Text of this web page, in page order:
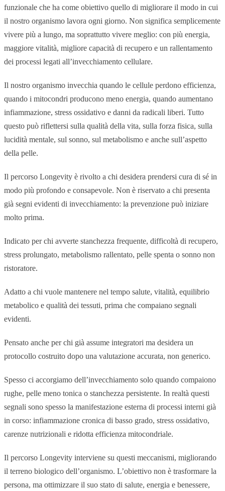
funzionale che ha come obiettivo quello di migliorare il modo in cui
il nostro organismo lavora ogni giorno. Non significa semplicemente
vivere più a lungo, ma soprattutto vivere meglio: con più energia,
maggiore vitalità, migliore capacità di recupero e un rallentamento
dei processi legati all’invecchiamento cellulare.
Il nostro organismo invecchia quando le cellule perdono efficienza,
quando i mitocondri producono meno energia, quando aumentano
infiammazione, stress ossidativo e danni da radicali liberi. Tutto
questo può riflettersi sulla qualità della vita, sulla forza fisica, sulla
lucidità mentale, sul sonno, sul metabolismo e anche sull’aspetto
della pelle.
Il percorso Longevity è rivolto a chi desidera prendersi cura di sé in
modo più profondo e consapevole. Non è riservato a chi presenta
già segni evidenti di invecchiamento: la prevenzione può iniziare
molto prima.
Indicato per chi avverte stanchezza frequente, difficoltà di recupero,
stress prolungato, metabolismo rallentato, pelle spenta o sonno non
ristoratore.
Adatto a chi vuole mantenere nel tempo salute, vitalità, equilibrio
metabolico e qualità dei tessuti, prima che compaiano segnali
evidenti.
Pensato anche per chi già assume integratori ma desidera un
protocollo costruito dopo una valutazione accurata, non generico.
Spesso ci accorgiamo dell’invecchiamento solo quando compaiono
rughe, pelle meno tonica o stanchezza persistente. In realtà questi
segnali sono spesso la manifestazione esterna di processi interni già
in corso: infiammazione cronica di basso grado, stress ossidativo,
carenze nutrizionali e ridotta efficienza mitocondriale.
Il percorso Longevity interviene su questi meccanismi, migliorando
il terreno biologico dell’organismo. L’obiettivo non è trasformare la
persona, ma ottimizzare il suo stato di salute, energia e benessere,